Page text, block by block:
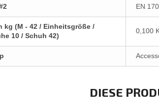
EN
kg (M - 42 / Einheitsgröße /
10 / Schuh 42)
0,100
DIESE